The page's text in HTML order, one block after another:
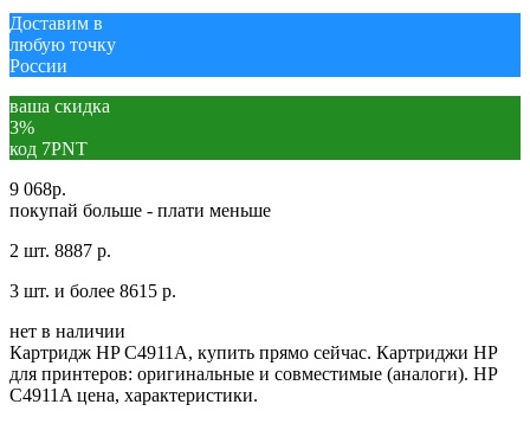
Доставим в
любую точку
России
ваша скидка
3%
код 7PNT
9 068р.
покупай больше - плати меньше
2 шт. 8887 р.
3 шт. и более 8615 р.
нет в наличии
Картридж HP C4911A, купить прямо сейчас. Картриджи HP
для принтеров: оригинальные и совместимые (аналоги). HP
C4911A цена, характеристики.